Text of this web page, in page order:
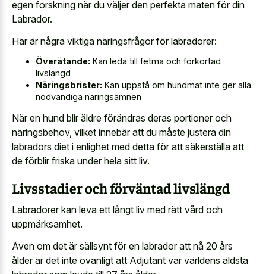
egen forskning när du väljer den perfekta maten för din
Labrador.
Här är några viktiga näringsfrågor för labradorer:
Överätande: Kan leda till fetma och förkortad
livslängd
Näringsbrister: Kan uppstå om hundmat inte ger alla
nödvändiga näringsämnen
När en hund blir äldre förändras deras portioner och
näringsbehov, vilket innebär att du måste justera din
labradors diet i enlighet med detta för att säkerställa att
de förblir friska under hela sitt liv.
Livsstadier och förväntad livslängd
Labradorer kan leva ett långt liv med rätt vård och
uppmärksamhet.
Även om det är sällsynt för en labrador att nå 20 års
ålder är det inte ovanligt att Adjutant var världens äldsta